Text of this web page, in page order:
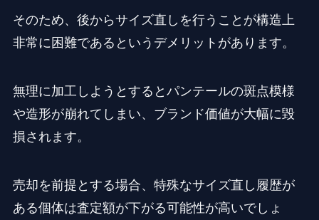
そのため、後からサイズ直しを行うことが構造上
非常に困難であるというデメリットがあります。
無理に加工しようとするとパンテールの斑点模様
や造形が崩れてしまい、ブランド価値が大幅に毀
損されます。
売却を前提とする場合、特殊なサイズ直し履歴が
ある個体は査定額が下がる可能性が高いでしょ